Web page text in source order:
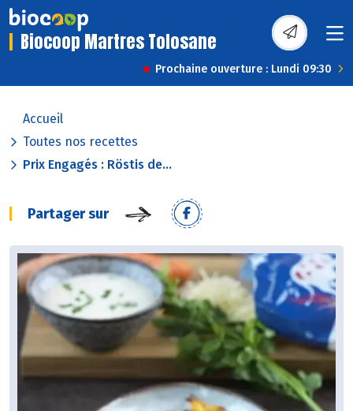
Biocoop Martres Tolosane
Prochaine ouverture : Lundi 09:30
Accueil
Toutes nos recettes
Prix Engagés : Röstis de...
Partager sur